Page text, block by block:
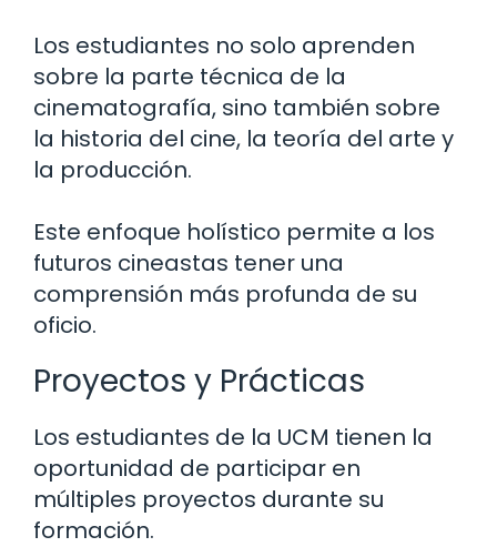
Los estudiantes no solo aprenden
sobre la parte técnica de la
cinematografía, sino también sobre
la historia del cine, la teoría del arte y
la producción.
Este enfoque holístico permite a los
futuros cineastas tener una
comprensión más profunda de su
oficio.
Proyectos y Prácticas
Los estudiantes de la UCM tienen la
oportunidad de participar en
múltiples proyectos durante su
formación.